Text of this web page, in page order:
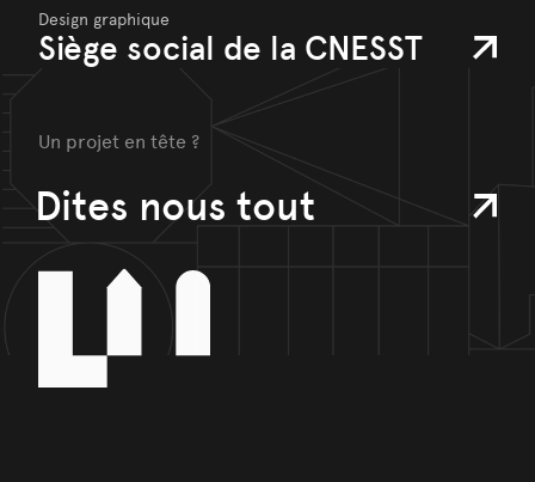
Design graphique
Siège social de la CNESST
Un projet en tête ?
Dites nous tout